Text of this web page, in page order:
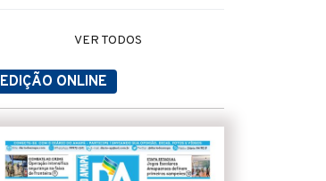
VER TODOS
EDIÇÃO ONLINE